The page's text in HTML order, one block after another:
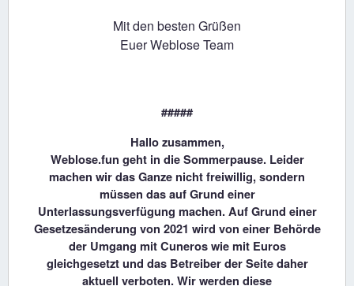
Mit den besten Grüßen
Euer Weblose Team
#####
Hallo zusammen,
Weblose.fun geht in die Sommerpause. Leider
machen wir das Ganze nicht freiwillig, sondern
müssen das auf Grund einer
Unterlassungsverfügung machen. Auf Grund einer
Gesetzesänderung von 2021 wird von einer Behörde
der Umgang mit Cuneros wie mit Euros
gleichgesetzt und das Betreiber der Seite daher
aktuell verboten. Wir werden diese